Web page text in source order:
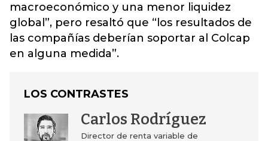
macroeconómico y una menor liquidez
global”, pero resaltó que “los resultados de
las compañías deberían soportar al Colcap
en alguna medida”.
LOS CONTRASTES
Carlos Rodríguez
Director de renta variable de